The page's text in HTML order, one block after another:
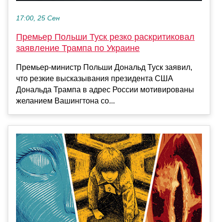
17:00, 25 Сен
Премьер Польши Туск резко раскритиковал
заявление Трампа по Украине
Премьер-министр Польши Дональд Туск заявил,
что резкие высказывания президента США
Дональда Трампа в адрес России мотивированы
желанием Вашингтона со...